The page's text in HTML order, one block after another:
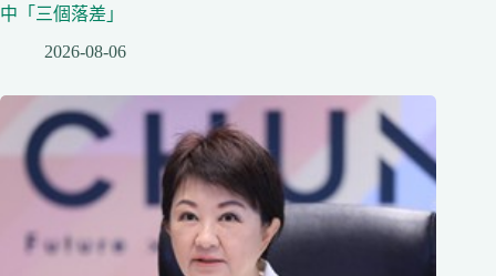
中「三個落差」
2026-08-06